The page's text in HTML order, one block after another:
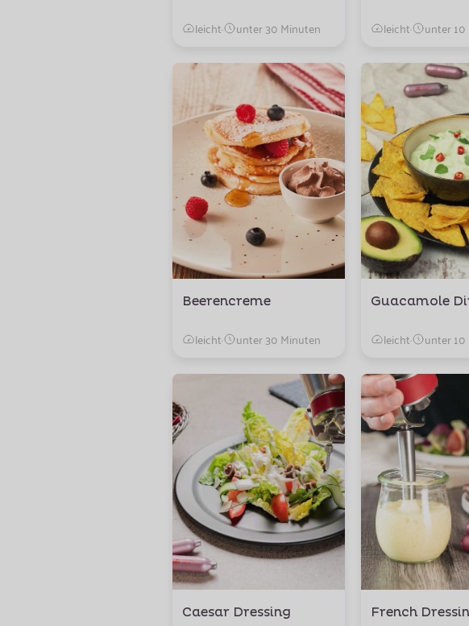
leicht· unter 30 Minuten leicht· unter
Beerencreme
leicht· unter 30 Minuten
Guacamole
leicht· unter
Caesar Dressing French